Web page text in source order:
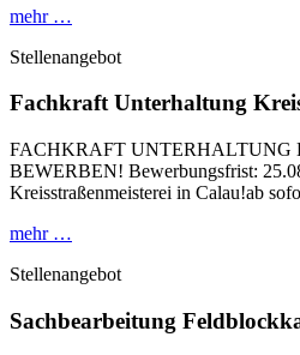
mehr …
Stellenangebot
Fachkraft Unterhaltung
FACHKRAFT UNTERHALTUNG
BEWERBEN! Bewerbungsfrist:
Kreisstraßenmeisterei in Calau!ab
mehr …
Stellenangebot
Sachbearbeitung